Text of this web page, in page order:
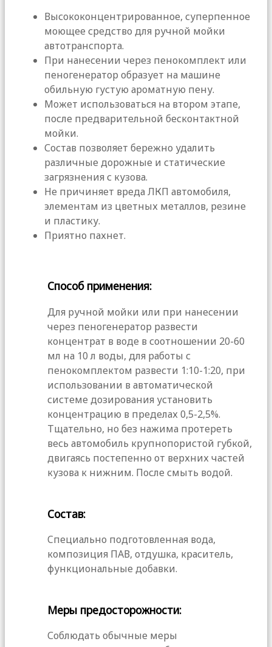
Высококонцентрированное, суперпенное
моющее средство для ручной мойки
автотранспорта.
При нанесении через пенокомплект или
пеногенератор образует на машине
обильную густую ароматную пену.
Может использоваться на втором этапе,
после предварительной бесконтактной
мойки.
Состав позволяет бережно удалить
различные дорожные и статические
загрязнения с кузова.
Не причиняет вреда ЛКП автомобиля,
элементам из цветных металлов, резине
и пластику.
Приятно пахнет.
Способ применения:
Для ручной мойки или при нанесении
через пеногенератор развести
концентрат в воде в соотношении 20-60
мл на 10 л воды, для работы с
пенокомплектом развести 1:10-1:20, при
использовании в автоматической
системе дозирования установить
концентрацию в пределах 0,5-2,5%.
Тщательно, но без нажима протереть
весь автомобиль крупнопористой губкой,
двигаясь постепенно от верхних частей
кузова к нижним. После смыть водой.
Состав:
Cпециально подготовленная вода,
композиция ПАВ, отдушка, краситель,
функциональные добавки.
Меры предосторожности:
Соблюдать обычные меры